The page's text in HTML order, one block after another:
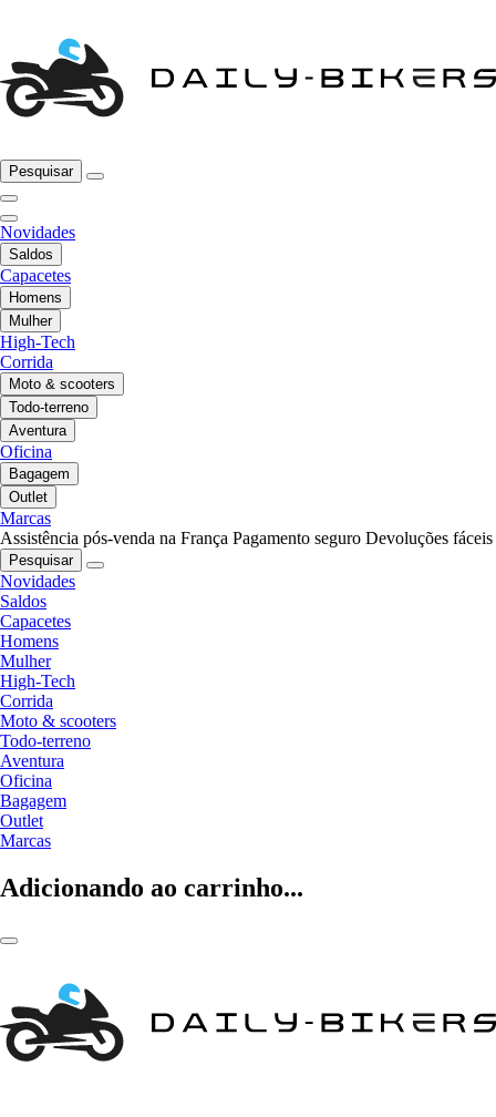
Pesquisar
Novidades
Saldos
Capacetes
Homens
Mulher
High-Tech
Corrida
Moto & scooters
Todo-terreno
Aventura
Oficina
Bagagem
Outlet
Marcas
Assistência pós-venda na França Pagamento seguro Devoluções fáceis
Pesquisar
Novidades
Saldos
Capacetes
Homens
Mulher
High-Tech
Corrida
Moto & scooters
Todo-terreno
Aventura
Oficina
Bagagem
Outlet
Marcas
Adicionando ao carrinho...